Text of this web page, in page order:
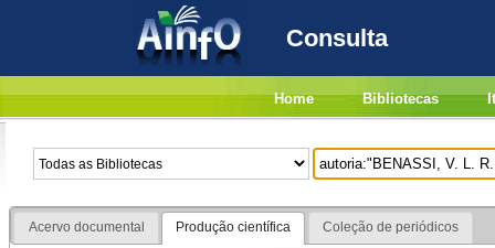
Consulta
Home Bibliotecas
Acervo documental Produção científica Coleção de periódicos